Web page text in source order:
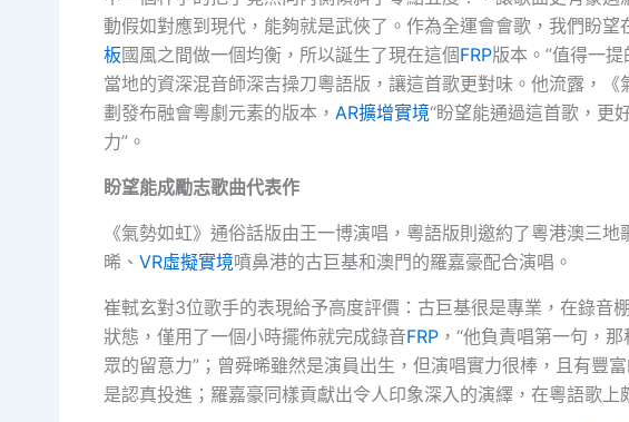
動假如對應到現代，能夠就是武俠了。作為全運會會歌，我們盼望
板國風之間做一個均衡，所以誕生了現在這個FRP版本。”值得一
當地的資深混音師深吉操刀粵語版，讓這首歌更對味。他流露，《
劃發布融會粵劇元素的版本， AR擴增實境“盼望能通過這首歌，更
力”。
盼望能成勵志歌曲代表作
《氣勢如虹》通俗話版由王一博演唱，粵語版則邀約了粵港澳三
晞、 VR虛擬實境噴鼻港的古巨基和澳門的羅嘉豪配合演唱。
崔軾玄對3位歌手的表現給予高度評價：古巨基很是專業，在錄音
狀態，僅用了一個小時擺佈就完成錄音FRP ，“他負責唱第一句，
眾的留意力”；曾舜晞雖然是演員出生，但演唱實力很棒，且有豐
是認真投進；羅嘉豪同樣貢獻出令人印象深入的演繹，在粵語歌上